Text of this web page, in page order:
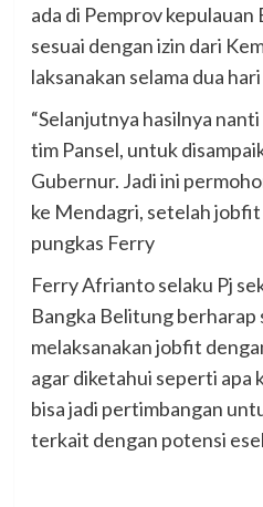
ada di Pemprov
sesuai dengan izin dari
laksanakan selama dua
“Selanjutnya hasilnya
tim Pansel, untuk
Gubernur. Jadi ini
ke Mendagri, setelah
pungkas Ferry
Ferry Afrianto selaku Pj
Bangka Belitung berharap
melaksanakan jobfit
agar diketahui seperti apa
bisa jadi pertimbangan
terkait dengan potensi